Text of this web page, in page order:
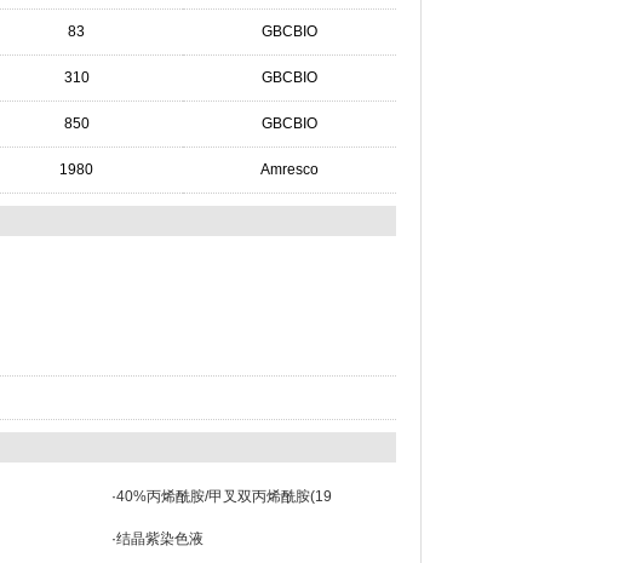
83 GBCBIO
310 GBCBIO
850 GBCBIO
1980 Amresco
·40%丙烯酰胺/甲叉双丙烯酰胺(19
·结晶紫染色液